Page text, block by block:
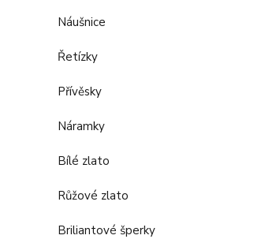
Náušnice
Řetízky
Přívěsky
Náramky
Bílé zlato
Růžové zlato
Briliantové šperky